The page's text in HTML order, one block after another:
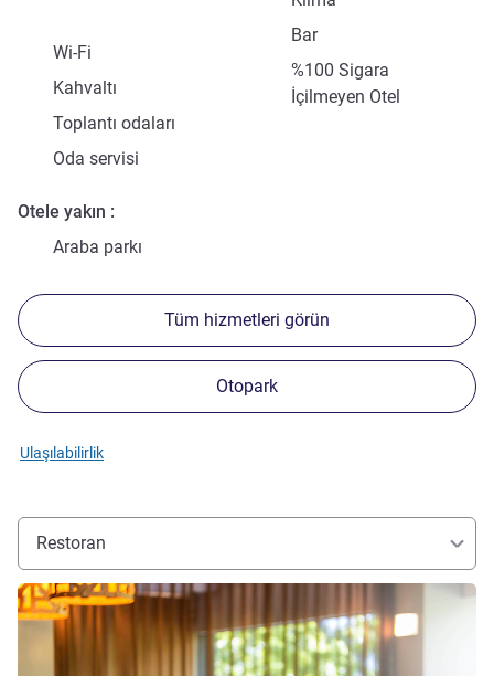
Wi-Fi
Kahvaltı
Bar
Toplantı odaları
%100 Sigara
İçilmeyen Otel
Oda servisi
Otele yakın
Araba parkı
Tüm hizmetleri görün
Otopark
Ulaşılabilirlik
Restoran
Ayrıntıları göster